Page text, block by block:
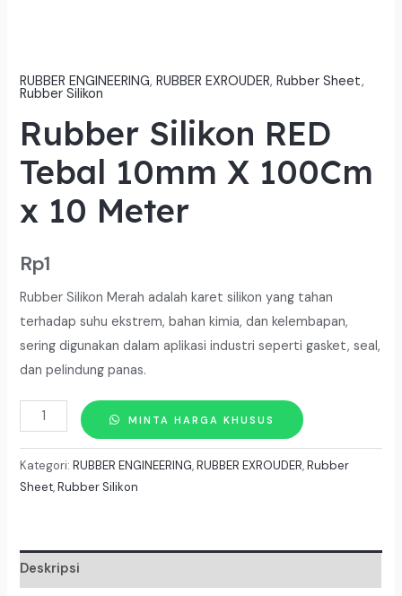
RUBBER ENGINEERING,RUBBER EXROUDER,Rubber Sheet,
Rubber Silikon
Rubber Silikon RED
Tebal 10mm X 100Cm
x 10 Meter
Rp1
Rubber Silikon Merah adalah karet silikon yang tahan
terhadap suhu ekstrem, bahan kimia, dan kelembapan,
sering digunakan dalam aplikasi industri seperti gasket, seal,
dan pelindung panas.
Kuantitas
Rubber
Silikon
RED
X
MINTA HARGA KHUSUS
Kategori:RUBBER ENGINEERING,RUBBER EXROUDER,Rubber
Sheet,Rubber Silikon
Deskripsi